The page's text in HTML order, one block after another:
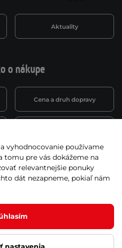
o nákupe
Cena a druh dopravy
Reklamácie a záruka
Aktuality
vyhodnocovanie používame
tomu pre vás dokážeme na
relevantnejšie ponuky
dát nezapneme, pokiaľ nám